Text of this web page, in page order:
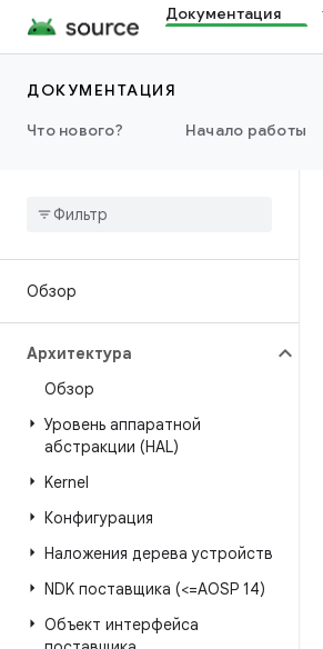
Документация
ДОКУМЕНТАЦИЯ
Что нового?
Начало работы
Обзор
Архитектура
Обзор
Уровень аппаратной
абстракции (HAL)
Kernel
Конфигурация
Наложения дерева устройств
NDK поставщика (<=AOSP 14)
Объект интерфейса